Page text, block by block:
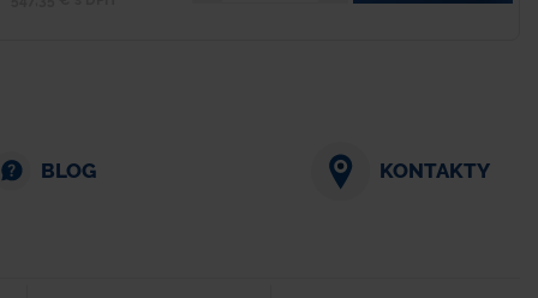
BLOG KONTAKTY